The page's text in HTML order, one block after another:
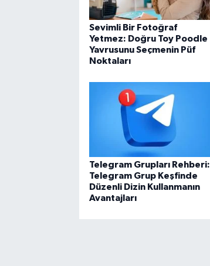
Sevimli Bir Fotoğraf
Yetmez: Doğru Toy Poodle
Yavrusunu Seçmenin Püf
Noktaları
Telegram Grupları Rehberi:
Telegram Grup Keşfinde
Düzenli Dizin Kullanmanın
Avantajları